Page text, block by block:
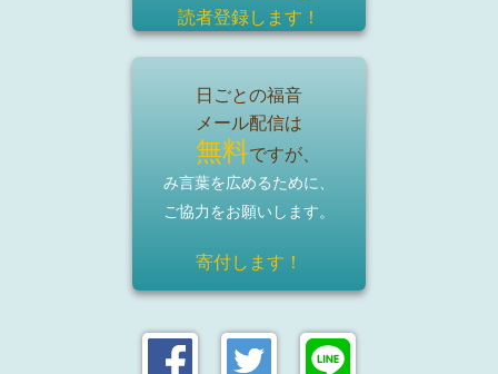
読者登録します！
日ごとの福音
メール配信は
無料ですが、
み言葉を広めるために、
ご協力をお願いします。
寄付します！